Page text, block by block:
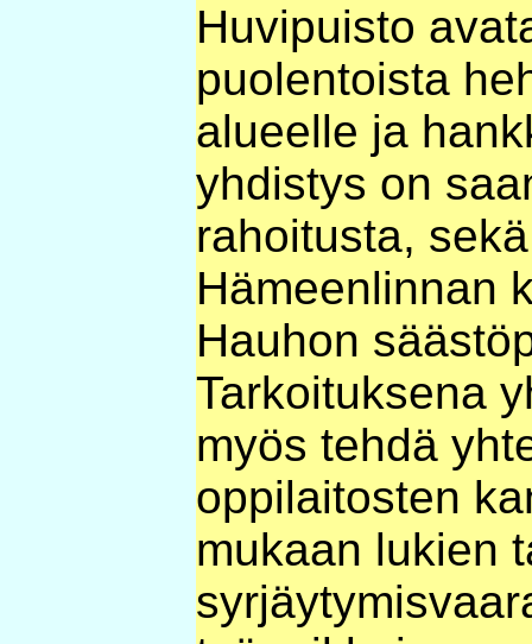
Huvipuisto
puolentoista
alueelle ja
yhdistys on
rahoitusta,
Hämeenlinnan
Hauhon
Tarkoituksena
myös tehdä
oppilaitosten
mukaan lukien